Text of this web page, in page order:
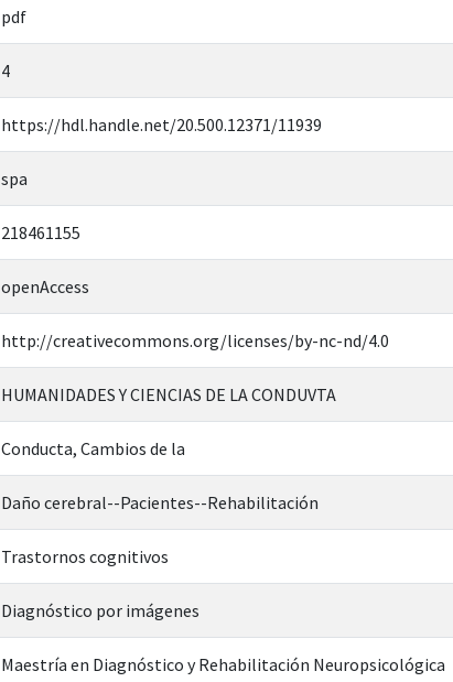
pdf
4
https://hdl.handle.net/20.500.12371/11939
spa
218461155
openAccess
http://creativecommons.org/licenses/by-nc-nd/4.0
HUMANIDADES Y CIENCIAS DE LA CONDUVTA
Conducta, Cambios de la
Daño cerebral--Pacientes--Rehabilitación
Trastornos cognitivos
Diagnóstico por imágenes
Maestría en Diagnóstico y Rehabilitación Neuropsicológica